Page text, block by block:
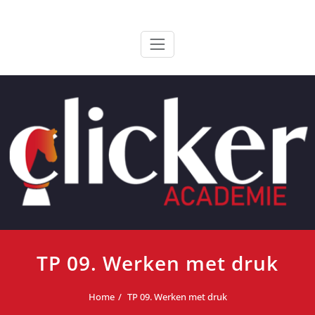
ClickerAcademie
TP 09. Werken met druk
Home TP 09. Werken met druk